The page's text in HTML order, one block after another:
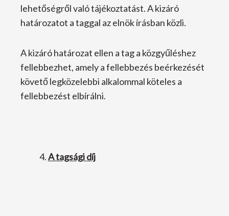
lehetőségről való tájékoztatást. A kizáró
határozatot a taggal az elnök írásban közli.
A kizáró határozat ellen a tag a közgyűléshez
fellebbezhet, amely a fellebbezés beérkezését
követő legközelebbi alkalommal köteles a
fellebbezést elbírálni.
A tagsági díj